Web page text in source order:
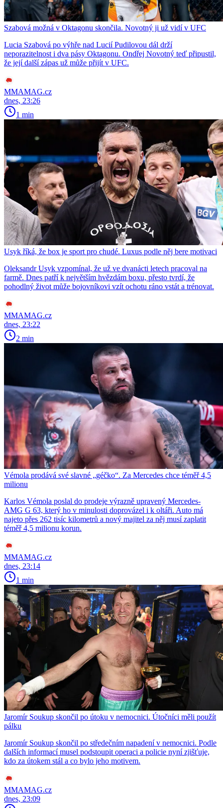
Szabová možná v Oktagonu skončila. Novotný ji už vidí v UFC
Lucia Szabová po výhře nad Lucií Pudilovou dál drží
neporazitelnost i dva pásy Oktagonu. Ondřej Novotný teď připustil,
že její další zápas už může přijít v UFC.
MMAMAG.cz
dnes, 23:26
1 min
Usyk říká, že box je sport pro chudé. Luxus podle něj bere motivaci
Oleksandr Usyk vzpomínal, že už ve dvanácti letech pracoval na
farmě. Dnes patří k největším hvězdám boxu, přesto tvrdí, že
pohodlný život může bojovníkovi vzít ochotu ráno vstát a trénovat.
MMAMAG.cz
dnes, 23:22
2 min
Vémola prodává své slavné „géčko“. Za Mercedes chce téměř 4,5
milionu
Karlos Vémola poslal do prodeje výrazně upravený Mercedes-
AMG G 63, který ho v minulosti doprovázel i k oltáři. Auto má
najeto přes 262 tisíc kilometrů a nový majitel za něj musí zaplatit
téměř 4,5 milionu korun.
MMAMAG.cz
dnes, 23:14
1 min
Jaromír Soukup skončil po útoku v nemocnici. Útočníci měli použít
pálku
Jaromír Soukup skončil po středečním napadení v nemocnici. Podle
dalších informací musel podstoupit operaci a policie nyní zjišťuje,
kdo za útokem stál a co bylo jeho motivem.
MMAMAG.cz
dnes, 23:09